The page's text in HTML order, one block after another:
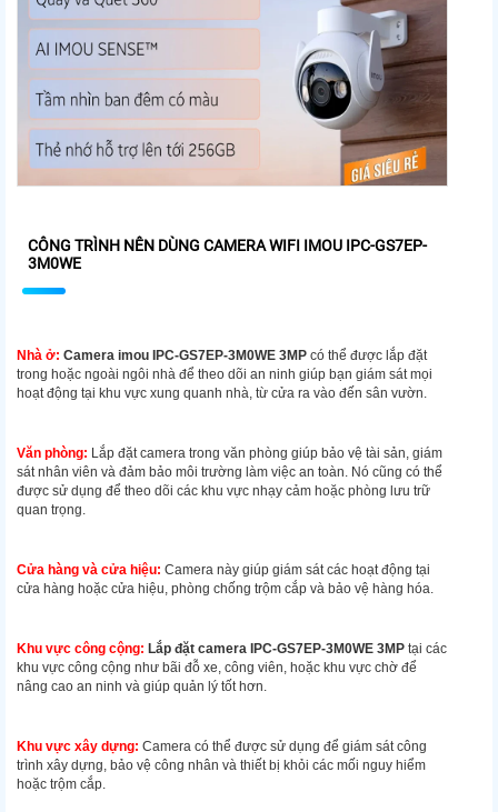
CÔNG TRÌNH NÊN DÙNG CAMERA WIFI IMOU IPC-GS7EP-
3M0WE
Nhà ở: Camera imou IPC-GS7EP-3M0WE 3MP có thể được lắp đặt
trong hoặc ngoài ngôi nhà để theo dõi an ninh giúp bạn giám sát mọi
hoạt động tại khu vực xung quanh nhà, từ cửa ra vào đến sân vườn.
Văn phòng: Lắp đặt camera trong văn phòng giúp bảo vệ tài sản, giám
sát nhân viên và đảm bảo môi trường làm việc an toàn. Nó cũng có thể
được sử dụng để theo dõi các khu vực nhạy cảm hoặc phòng lưu trữ
quan trọng.
Cửa hàng và cửa hiệu: Camera này giúp giám sát các hoạt động tại
cửa hàng hoặc cửa hiệu, phòng chống trộm cắp và bảo vệ hàng hóa.
Khu vực công cộng: Lắp đặt camera IPC-GS7EP-3M0WE 3MP tại các
khu vực công cộng như bãi đỗ xe, công viên, hoặc khu vực chờ để
nâng cao an ninh và giúp quản lý tốt hơn.
Khu vực xây dựng: Camera có thể được sử dụng để giám sát công
trình xây dựng, bảo vệ công nhân và thiết bị khỏi các mối nguy hiểm
hoặc trộm cắp.